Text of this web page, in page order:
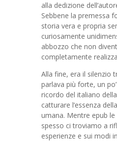
alla dedizione
Sebbene la premessa
storia vera e propria
curiosamente
abbozzo che non
completamente
Alla fine, era il silenzio
parlava più forte, un
ricordo del italiano
catturare l’essenza
umana. Mentre epub
spesso ci troviamo a
esperienze e sui modi